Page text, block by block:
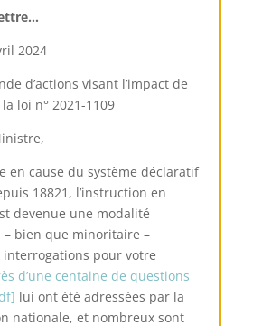
2024
d’actions visant l’impact de
loi n° 2021-1109
en cause du système déclaratif
18821 , l’instruction en
devenue une modalité
bien que minoritaire –
interrogations pour votre
d’une centaine de questions
lui ont été adressées par la
nationale, et nombreux sont